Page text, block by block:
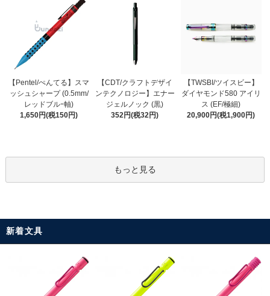
【Pentel/ぺんてる】スマ
ッシュシャープ (0.5mm/
レッドブルｰ軸)
1,650円(税150円)
【CDT/クラフトデザイ
ンテクノロジー】エナー
ジェルノック (黒)
352円(税32円)
【TWSBI/ツイスビー】
ダイヤモンド580 アイリ
ス (EF/極細)
20,900円(税1,900円)
もっと見る
新着文具